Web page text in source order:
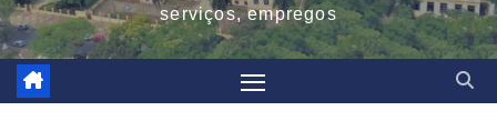
serviços, empregos